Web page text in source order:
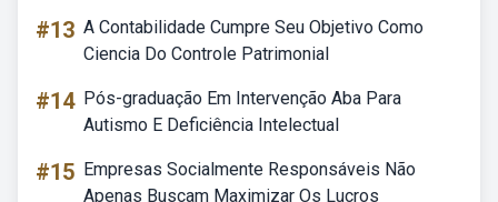
#13 A Contabilidade Cumpre Seu Objetivo Como
Ciencia Do Controle Patrimonial
#14 Pós-graduação Em Intervenção Aba Para
Autismo E Deficiência Intelectual
#15 Empresas Socialmente Responsáveis Não
Apenas Buscam Maximizar Os Lucros